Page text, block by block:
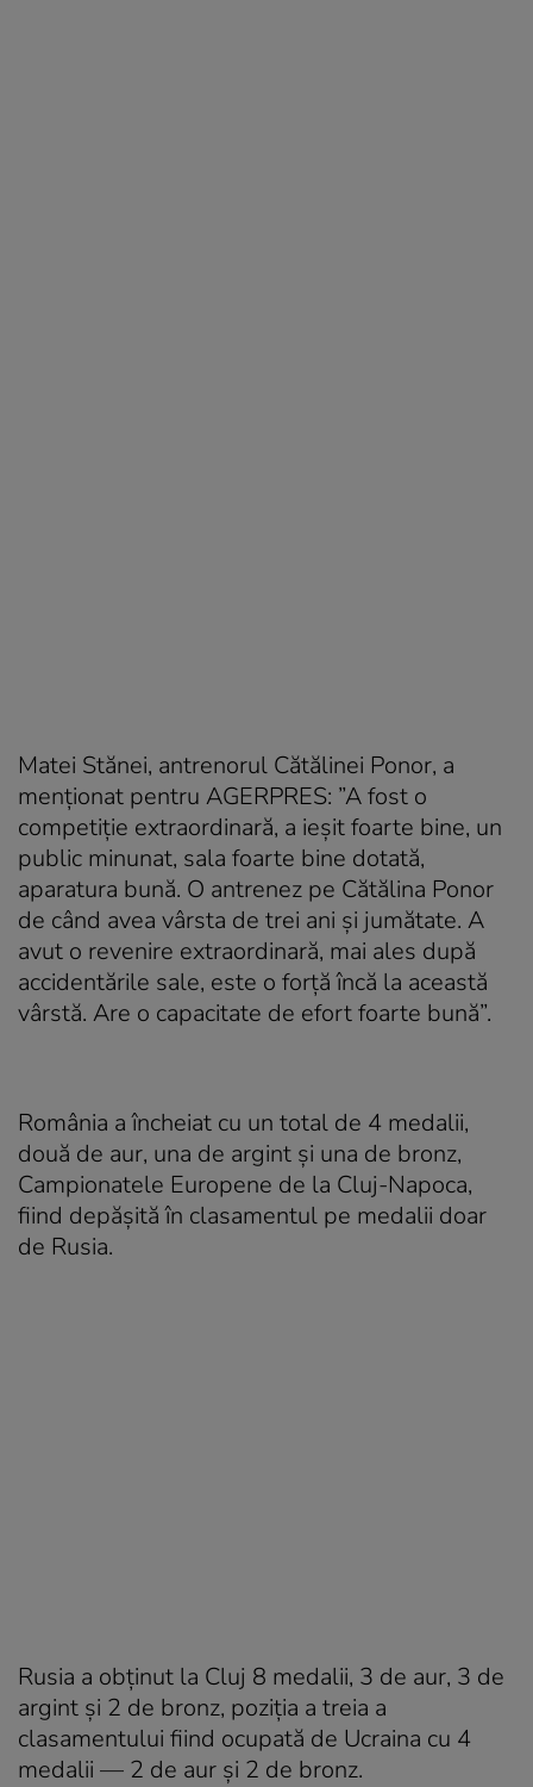
Matei Stănei, antrenorul Cătălinei Ponor, a
menționat pentru AGERPRES: ”A fost o
competiție extraordinară, a ieșit foarte bine, un
public minunat, sala foarte bine dotată,
aparatura bună. O antrenez pe Cătălina Ponor
de când avea vârsta de trei ani și jumătate. A
avut o revenire extraordinară, mai ales după
accidentările sale, este o forță încă la această
vârstă. Are o capacitate de efort foarte bună”.
România a încheiat cu un total de 4 medalii,
două de aur, una de argint și una de bronz,
Campionatele Europene de la Cluj-Napoca,
fiind depășită în clasamentul pe medalii doar
de Rusia.
Rusia a obținut la Cluj 8 medalii, 3 de aur, 3 de
argint și 2 de bronz, poziția a treia a
clasamentului fiind ocupată de Ucraina cu 4
medalii — 2 de aur și 2 de bronz.